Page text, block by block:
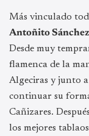
Más vinculado
Antoñito Sánchez
Desde muy
flamenca de la
Algeciras y junto a
continuar su
Cañizares.
los mejores